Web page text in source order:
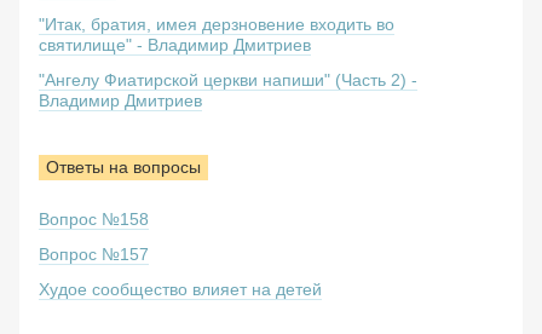
"Итак, братия, имея дерзновение входить во
святилище" - Владимир Дмитриев
"Ангелу Фиатирской церкви напиши" (Часть 2) -
Владимир Дмитриев
Ответы на вопросы
Вопрос №158
Вопрос №157
Худое сообщество влияет на детей